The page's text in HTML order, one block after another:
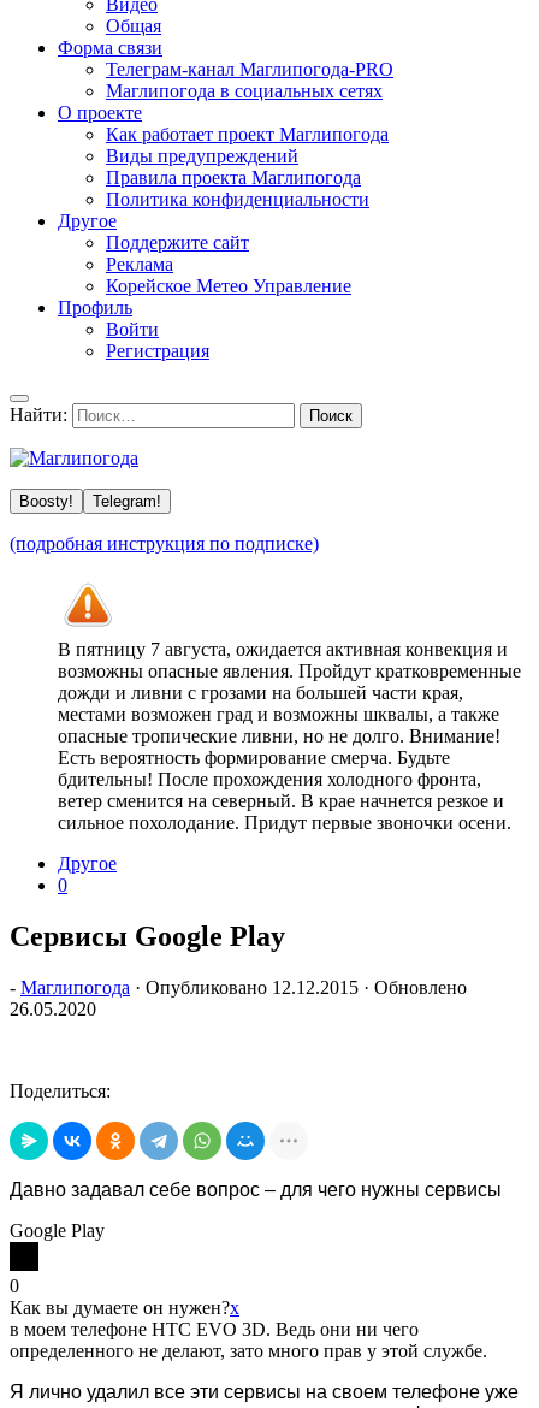
Видео
Общая
Форма связи
Телеграм-канал Маглипогода-PRO
Маглипогода в социальных сетях
О проекте
Как работает проект Маглипогода
Виды предупреждений
Правила проекта Маглипогода
Политика конфиденциальности
Другое
Поддержите сайт
Реклама
Корейское Метео Управление
Профиль
Войти
Регистрация
Найти:
Boosty! Telegram!
(подробная инструкция по подписке)
В пятницу 7 августа, ожидается активная конвекция и
возможны опасные явления. Пройдут кратковременные
дожди и ливни с грозами на большей части края,
местами возможен град и возможны шквалы, а также
опасные тропические ливни, но не долго. Внимание!
Есть вероятность формирование смерча. Будьте
бдительны! После прохождения холодного фронта,
ветер сменится на северный. В крае начнется резкое и
сильное похолодание. Придут первые звоночки осени.
Другое
0
Сервисы Google Play
- Маглипогода · Опубликовано 12.12.2015 · Обновлено
26.05.2020
Поделиться:
Давно задавал себе вопрос – для чего нужны сервисы
Google Play
0
Как вы думаете он нужен?x
в моем телефоне HTC EVO 3D. Ведь они ни чего
определенного не делают, зато много прав у этой службе.
Я лично удалил все эти сервисы на своем телефоне уже